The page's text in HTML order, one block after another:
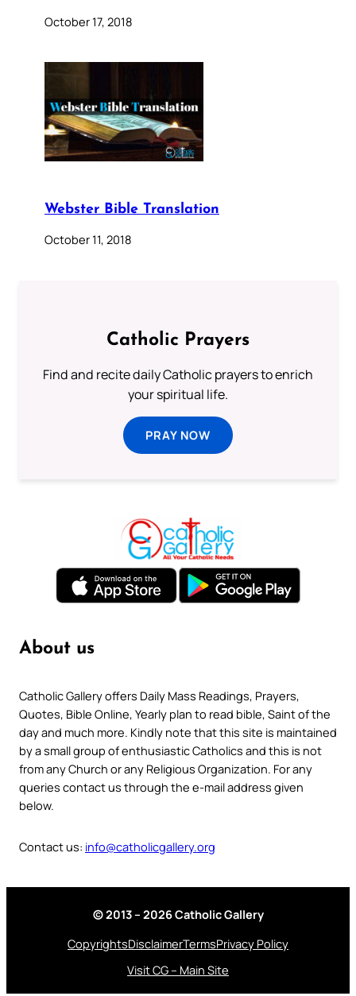
October 17, 2018
Webster Bible Translation
October 11, 2018
Catholic Prayers
Find and recite daily Catholic prayers to enrich
your spiritual life.
PRAY NOW
About us
Catholic Gallery offers Daily Mass Readings, Prayers,
Quotes, Bible Online, Yearly plan to read bible, Saint of the
day and much more. Kindly note that this site is maintained
by a small group of enthusiastic Catholics and this is not
from any Church or any Religious Organization. For any
queries contact us through the e-mail address given
below.
Contact us: info@catholicgallery.org
© 2013 – 2026 Catholic Gallery
CopyrightsDisclaimerTermsPrivacy Policy
Visit CG – Main Site